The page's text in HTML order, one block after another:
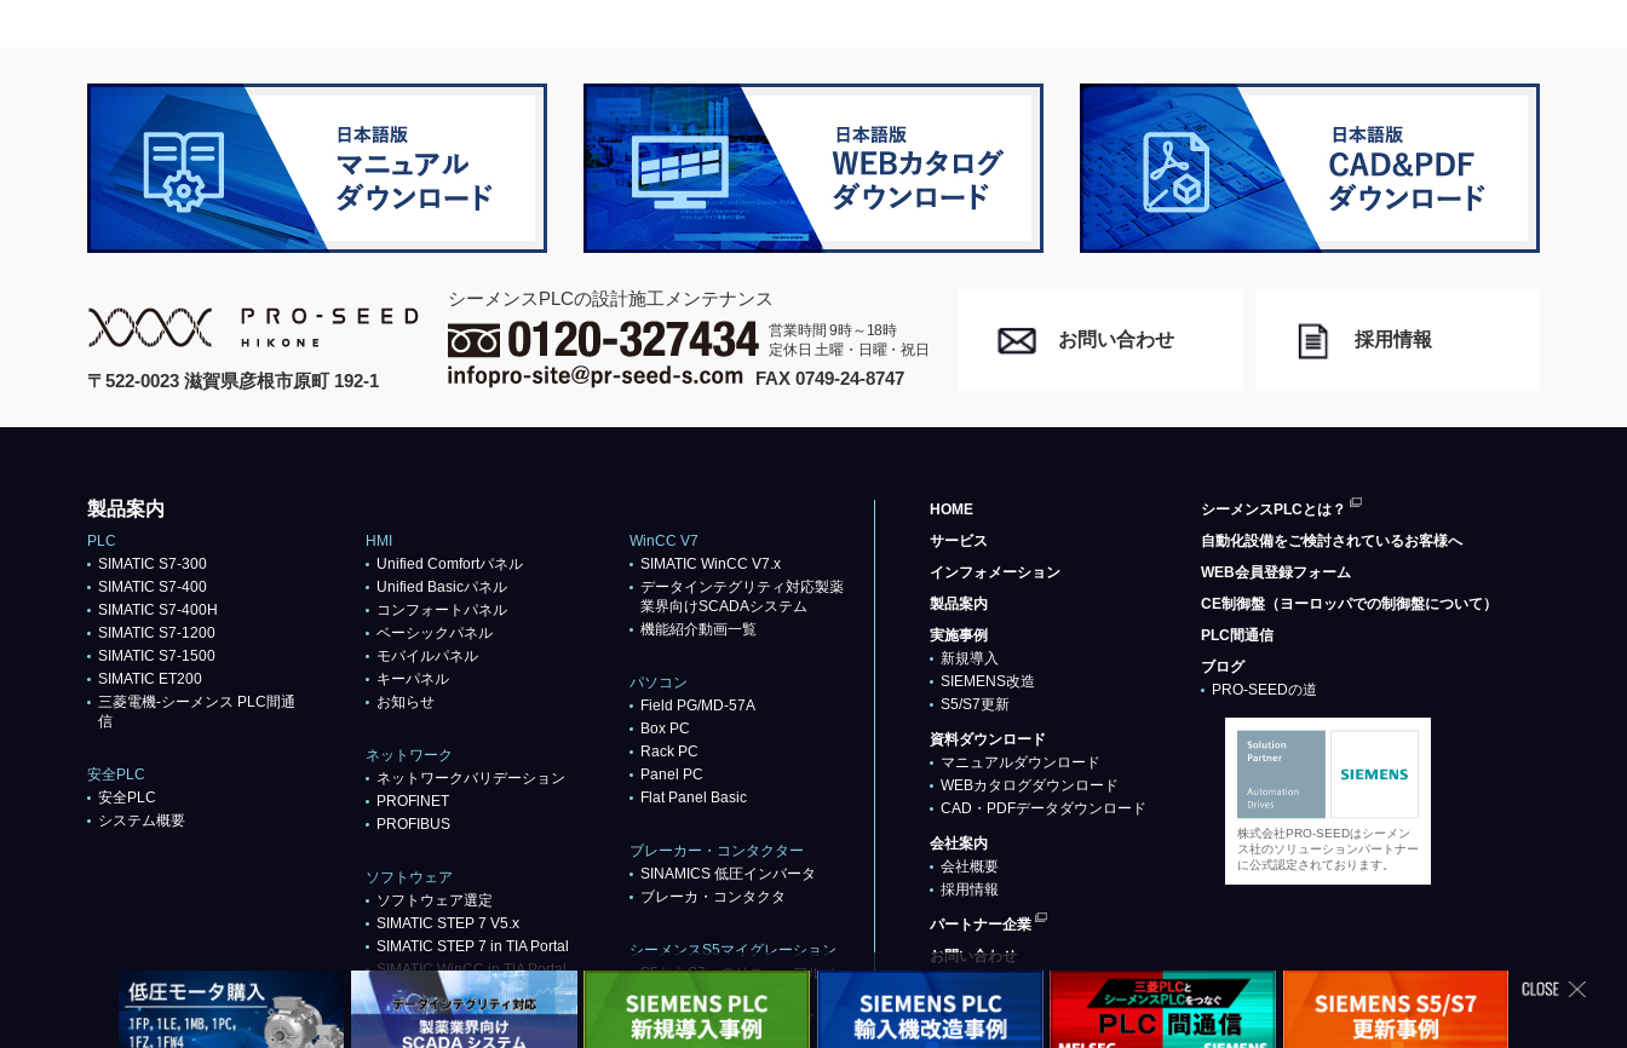
〒522-0023 滋賀県彦根市原町 192-1
シーメンスPLCの設計施工メンテナンス
営業時間 9時～18時
定休日 土曜・日曜・祝日
FAX 0749-24-8747
お問い合わせ 採用情報
製品案内
PLC
SIMATIC S7-300
SIMATIC S7-400
SIMATIC S7-400H
SIMATIC S7-1200
SIMATIC S7-1500
SIMATIC ET200
三菱電機-シーメンス PLC間通
信
安全PLC
安全PLC
システム概要
HMI
Unified Comfortパネル
Unified Basicパネル
コンフォートパネル
ベーシックパネル
モバイルパネル
キーパネル
お知らせ
ネットワーク
ネットワークバリデーション
PROFlNET
PROFIBUS
ソフトウェア
ソフトウェア選定
SIMATIC STEP 7 V5.x
SIMATIC STEP 7 in TIA Portal
SIMATIC WinCC in TIA Portal
WinCC V7
SIMATIC WinCC V7.x
データインテグリティ対応製薬
業界向けSCADAシステム
機能紹介動画一覧
パソコン
Field PG/MD-57A
Box PC
Rack PC
Panel PC
Flat Panel Basic
ブレーカー・コンタクター
SINAMICS 低圧インバータ
ブレーカ・コンタクタ
シーメンスS5マイグレーション
S5からS7へのリニューアル／
リプレース
代替推奨品（基本パターン）
HOME
サービス
インフォメーション
製品案内
実施事例
新規導入
SIEMENS改造
S5/S7更新
資料ダウンロード
マニュアルダウンロード
WEBカタログダウンロード
CAD・PDFデータダウンロード
会社案内
会社概要
採用情報
パートナー企業
お問い合わせ
シーメンスPLCとは？
自動化設備をご検討されているお客様へ
WEB会員登録フォーム
CE制御盤（ヨーロッパでの制御盤について）
PLC間通信
ブログ
PRO-SEEDの道
株式会社PRO-SEEDはシーメン
ス社のソリューションパートナー
に公式認定されております。